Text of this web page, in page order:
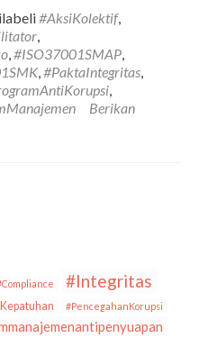
#AksiKolektif,
,
,#ISO37001SMAP,
,#PaktaIntegritas,
,
Berikan
#Integritas
#PencegahanKorupsi